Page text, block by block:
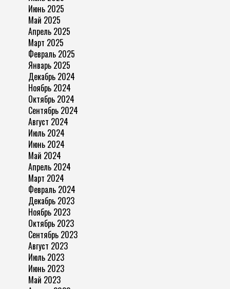
Июнь 2025
Май 2025
Апрель 2025
Март 2025
Февраль 2025
Январь 2025
Декабрь 2024
Ноябрь 2024
Октябрь 2024
Сентябрь 2024
Август 2024
Июль 2024
Июнь 2024
Май 2024
Апрель 2024
Март 2024
Февраль 2024
Декабрь 2023
Ноябрь 2023
Октябрь 2023
Сентябрь 2023
Август 2023
Июль 2023
Июнь 2023
Май 2023